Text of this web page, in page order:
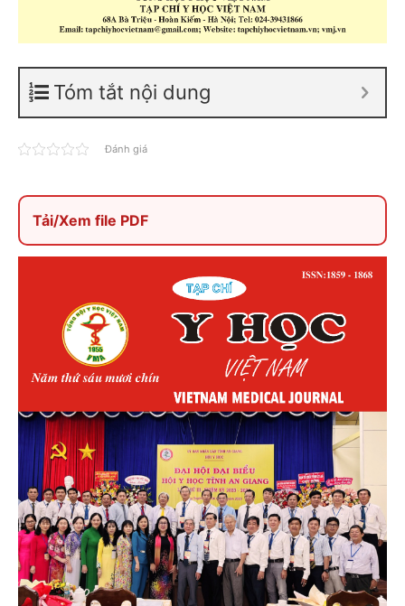
Tóm tắt nội dung
Đánh giá
Tải/Xem file PDF